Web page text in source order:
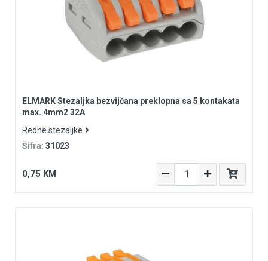
ELMARK Stezaljka bezvijčana preklopna sa 5 kontakata
max. 4mm2 32A
Redne stezaljke
Šifra: 31023
0,75 KM